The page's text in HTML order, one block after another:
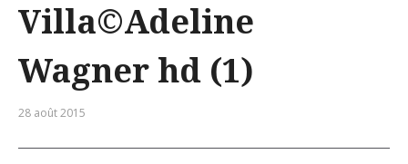
Villa©Adeline
Wagner hd (1)
28 août 2015